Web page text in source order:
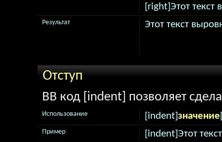
[right]Этот
Этот текст
Результат
Отступ
BB код [indent] позволяет
[indent]значение
Использование
[indent]Этот
Пример